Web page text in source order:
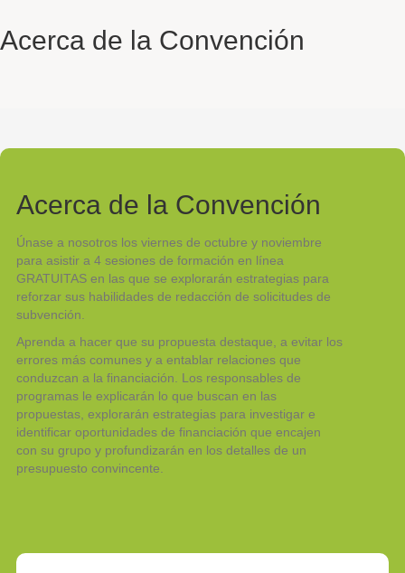
Acerca de la Convención
Acerca de la Convención
Únase a nosotros los viernes de octubre y noviembre
para asistir a 4 sesiones de formación en línea
GRATUITAS en las que se explorarán estrategias para
reforzar sus habilidades de redacción de solicitudes de
subvención.
Aprenda a hacer que su propuesta destaque, a evitar los
errores más comunes y a entablar relaciones que
conduzcan a la financiación. Los responsables de
programas le explicarán lo que buscan en las
propuestas, explorarán estrategias para investigar e
identificar oportunidades de financiación que encajen
con su grupo y profundizarán en los detalles de un
presupuesto convincente.